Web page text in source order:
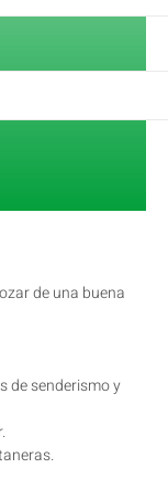
de una buena
de senderismo y